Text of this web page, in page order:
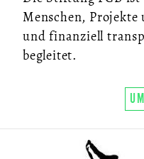
Menschen,
und finanziell
begleitet.